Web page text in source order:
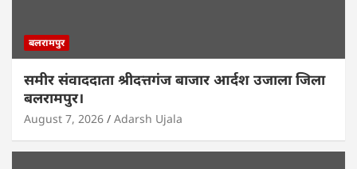
बलरामपुर
समीर संवाददाता श्रीदत्तगंज बाजार आर्दश उजाला जिला
बलरामपुर।
August 7, 2026 Adarsh Ujala